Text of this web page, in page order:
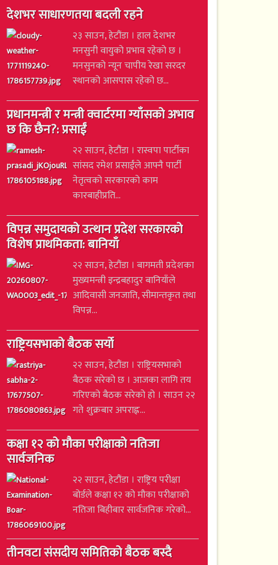
देशभर साधारणतया बदली रहने
२३ साउन, हेटौंडा । हाल देशभर
मनसुनी वायुको प्रभाव रहेको छ ।
मनसुनको न्यून चापीय रेखा सरदर
स्थानको आसपास रहेको छ...
प्रधानमन्त्री र मन्त्री क्वार्टरमा ग्याँसको अभाव
छ कि छैन?: प्रसाईं
२२ साउन, हेटौंडा । रास्वपा पार्टीका
सांसद रमेश प्रसाईंले आफ्नै पार्टी
नेतृत्वको सरकारको काम
कारबाहीप्रति...
विपन्न समुदायको उत्थान प्रदेश सरकारको
विशेष प्राथमिकता: बानियाँ
२२ साउन, हेटौंडा । बागमती प्रदेशका
मुख्यमन्त्री इन्द्रबहादुर बानियाँले
आदिवासी जनजाति, सीमान्तकृत तथा
विपन्न...
राष्ट्रियसभाको बैठक सर्यो
२२ साउन, हेटौंडा । राष्ट्रियसभाको
बैठक सरेको छ । आजका लागि तय
गरिएको बैठक सरेको हो । साउन २२
गते शुक्रबार अपराह्न...
कक्षा १२ को मौका परीक्षाको नतिजा
सार्वजनिक
२२ साउन, हेटौंडा । राष्ट्रिय परीक्षा
बोर्डले कक्षा १२ को मौका परीक्षाको
नतिजा बिहीबार सार्वजनिक गरेको...
तीनवटा संसदीय समितिको बैठक बस्दै